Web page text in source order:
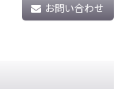
お問い合わせ